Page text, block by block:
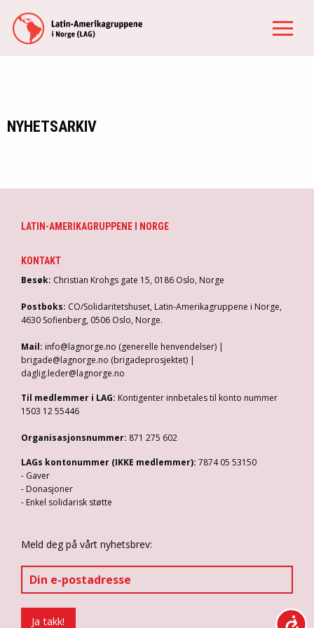
NYHETSARKIV
LATIN-AMERIKAGRUPPENE I NORGE
KONTAKT
Besøk: Christian Krohgs gate 15, 0186 Oslo, Norge
Postboks: CO/Solidaritetshuset, Latin-Amerikagruppene i Norge,
4630 Sofienberg, 0506 Oslo, Norge.
Mail: info@lagnorge.no (generelle henvendelser) |
brigade@lagnorge.no (brigadeprosjektet) |
daglig.leder@lagnorge.no
Til medlemmer i LAG: Kontigenter innbetales til konto nummer
1503 12 55446
Organisasjonsnummer: 871 275 602
LAGs kontonummer (IKKE medlemmer): 7874 05 53150
- Gaver
- Donasjoner
- Enkel solidarisk støtte
Meld deg på vårt nyhetsbrev: